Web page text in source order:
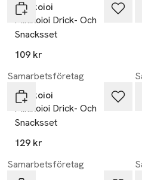
Minikoioi
Minikoioi Drick- Och
Snacksset
109 kr
Samarbetsföretag
Minikoioi
Minikoioi Drick- Och
Snacksset
129 kr
Samarbetsföretag